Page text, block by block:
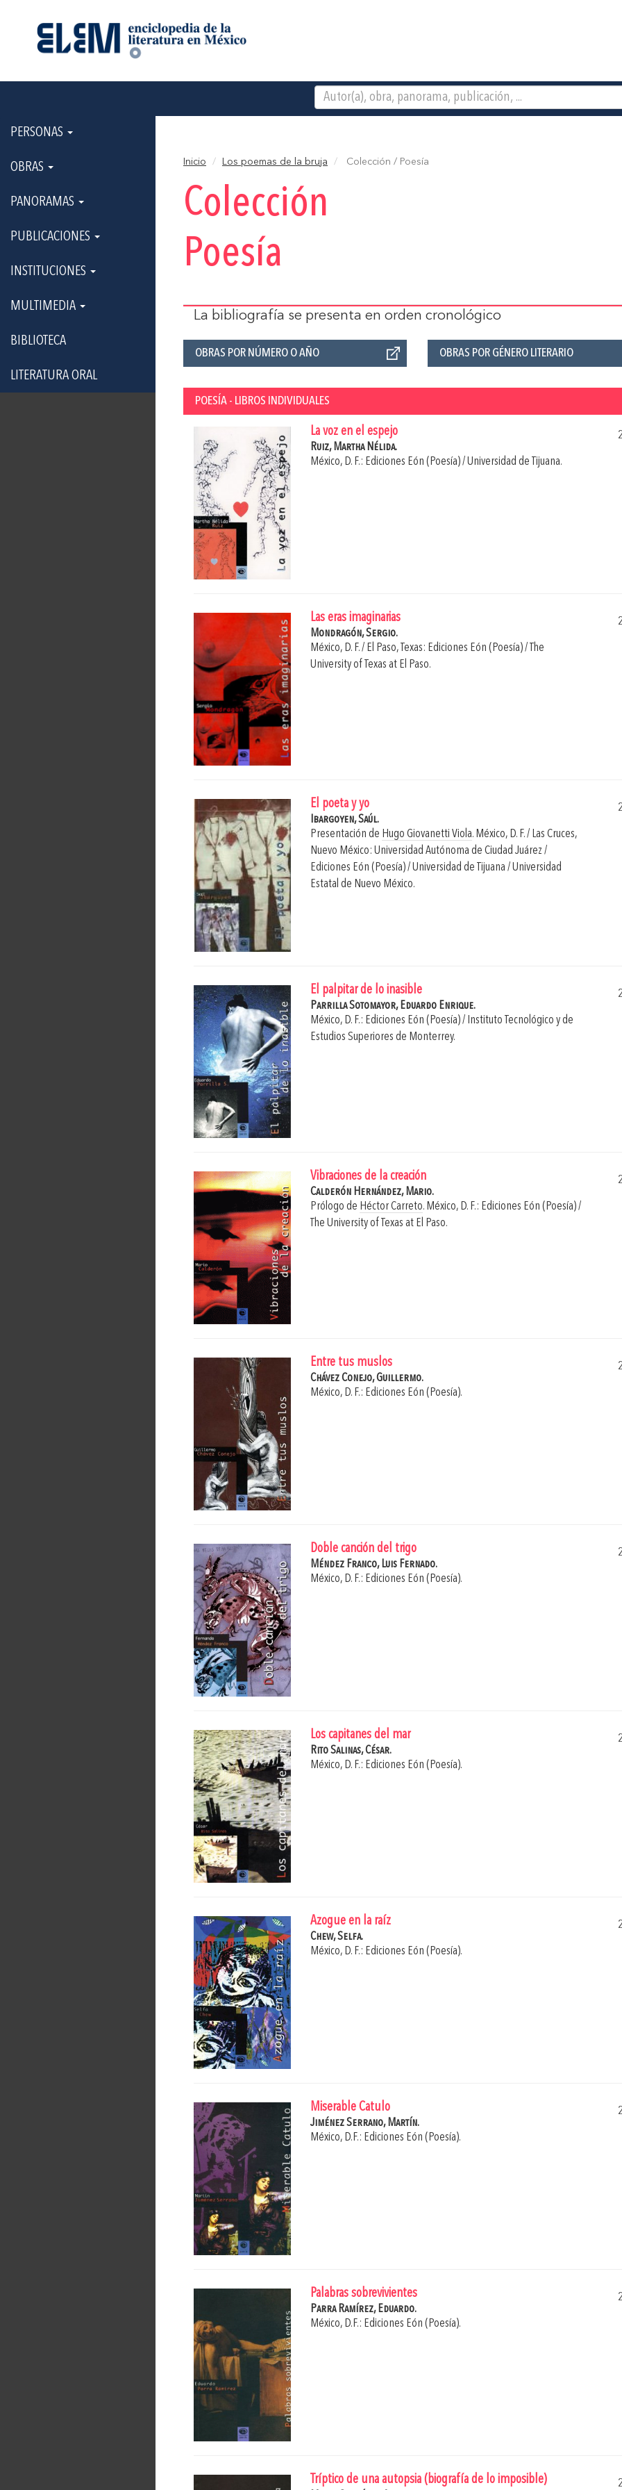
PERSONAS
OBRAS
PANORAMAS
PUBLICACIONES
INSTITUCIONES
MULTIMEDIA
BIBLIOTECA
LITERATURA ORAL
Inicio Los poemas de la bruja Colección / Poesía
Colección
Poesía
La bibliografía se presenta en orden cronológico
OBRAS POR NÚMERO O AÑO OBRAS POR GÉNERO LITERARIO
POESÍA - LIBROS INDIVIDUALES
La voz en el espejo
Ruiz, Martha Nélida.
México, D. F.: Ediciones Eón (Poesía) / Universidad de Tijuana.
Las eras imaginarias
Mondragón, Sergio.
México, D. F. / El Paso, Texas: Ediciones Eón (Poesía) / The
University of Texas at El Paso.
El poeta y yo
Ibargoyen, Saúl.
Presentación de Hugo Giovanetti Viola. México, D. F. / Las Cruces,
Nuevo México: Universidad Autónoma de Ciudad Juárez /
Ediciones Eón (Poesía) / Universidad de Tijuana / Universidad
Estatal de Nuevo México.
El palpitar de lo inasible
Parrilla Sotomayor, Eduardo Enrique.
México, D. F.: Ediciones Eón (Poesía) / Instituto Tecnológico y de
Estudios Superiores de Monterrey.
Vibraciones de la creación
Calderón Hernández, Mario.
Prólogo de Héctor Carreto. México, D. F.: Ediciones Eón (Poesía) /
The University of Texas at El Paso.
Entre tus muslos
Chávez Conejo, Guillermo.
México, D. F.: Ediciones Eón (Poesía).
Doble canción del trigo
Méndez Franco, Luis Fernado.
México, D. F.: Ediciones Eón (Poesía).
Los capitanes del mar
Rito Salinas, César.
México, D. F.: Ediciones Eón (Poesía).
Azogue en la raíz
Chew, Selfa.
México, D. F.: Ediciones Eón (Poesía).
Miserable Catulo
Jiménez Serrano, Martín.
México, D.F.: Ediciones Eón (Poesía).
Palabras sobrevivientes
Parra Ramírez, Eduardo.
México, D.F.: Ediciones Eón (Poesía).
Tríptico de una autopsia (biografía de lo imposible)